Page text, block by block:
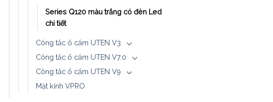
Series Q120 màu trắng có đèn Led
chi tiết
Công tắc ổ cắm UTEN V3
Công tắc ổ cắm UTEN V7.0
Công tắc ổ cắm UTEN V9
Mặt kính VPRO